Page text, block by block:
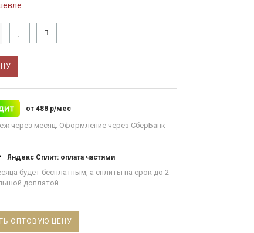
от 488 р/мес
через месяц. Оформление через СберБанк
Яндекс Сплит: оплата частями
будет бесплатным, а сплиты на срок до 2
доплатой
ОПТОВУЮ ЦЕНУ